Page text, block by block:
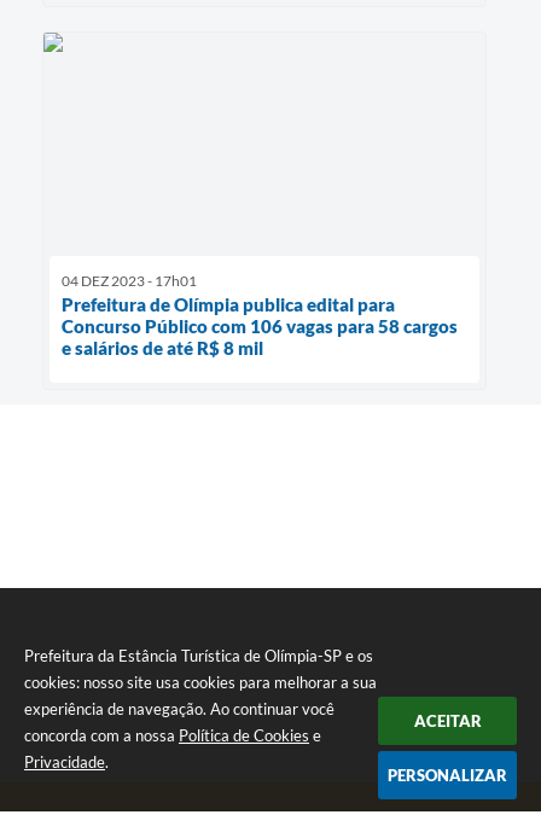
Prefeitura da Estância Turística de Olímpia-SP e os
cookies: nosso site usa cookies para melhorar a sua
experiência de navegação. Ao continuar você
concorda com a nossa Política de Cookies e
Privacidade.
ACEITAR
PERSONALIZAR
04 DEZ 2023 - 17h01
Prefeitura de Olímpia publica edital para
Concurso Público com 106 vagas para 58 cargos
e salários de até R$ 8 mil